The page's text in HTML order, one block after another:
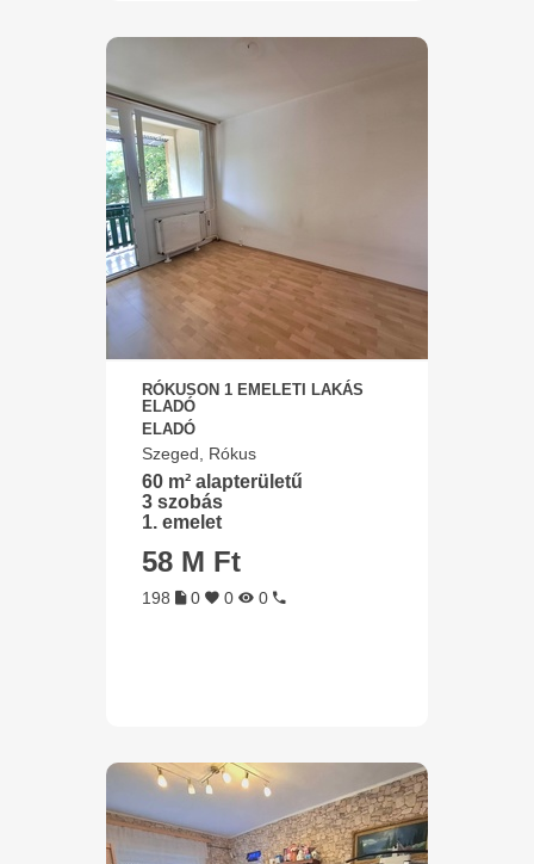
RÓKUSON 1 EMELETI LAKÁS
ELADÓ
ELADÓ
Szeged, Rókus
60 m² alapterületű
3 szobás
1. emelet
58 M Ft
198 0 0 0